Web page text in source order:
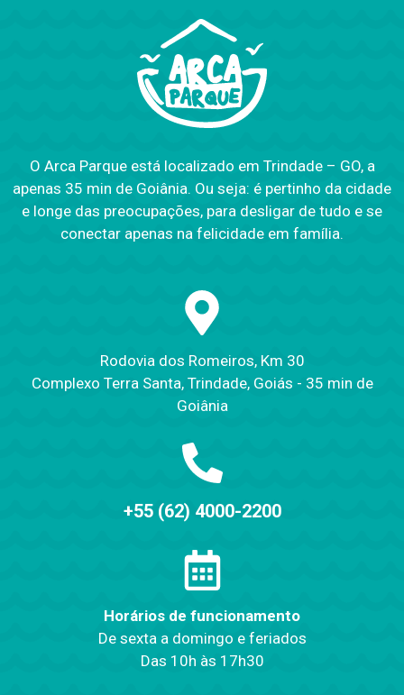
O Arca Parque está localizado em Trindade – GO, a
apenas 35 min de Goiânia. Ou seja: é pertinho da cidade
e longe das preocupações, para desligar de tudo e se
conectar apenas na felicidade em família.
Rodovia dos Romeiros, Km 30
Complexo Terra Santa, Trindade, Goiás - 35 min de
Goiânia
+55 (62) 4000-2200
Horários de funcionamento
De sexta a domingo e feriados
Das 10h às 17h30